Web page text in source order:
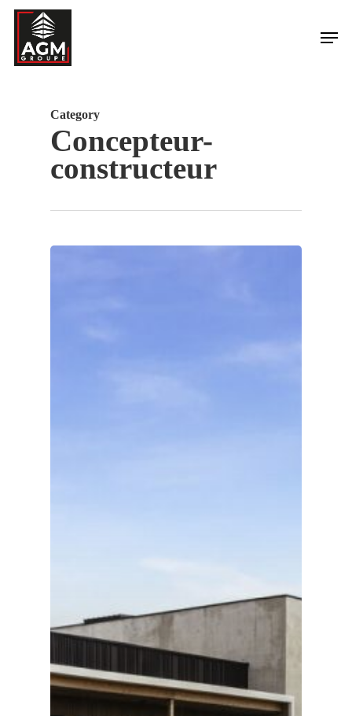
Skip
main
Menu
Category
Concepteur-
constructeur